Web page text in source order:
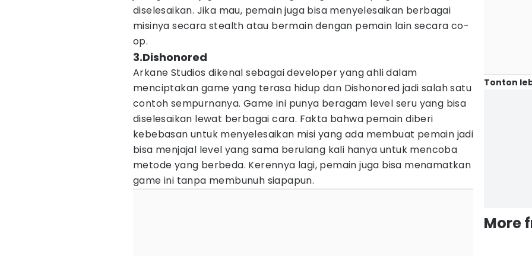
diselesaikan. Jika mau, pemain juga bisa menyelesaikan berbagai
misinya secara stealth atau bermain dengan pemain lain secara co-
op.
3.Dishonored
Arkane Studios dikenal sebagai developer yang ahli dalam
menciptakan game yang terasa hidup dan Dishonored jadi salah satu
contoh sempurnanya. Game ini punya beragam level seru yang bisa
diselesaikan lewat berbagai cara. Fakta bahwa pemain diberi
kebebasan untuk menyelesaikan misi yang ada membuat pemain jadi
bisa menjajal level yang sama berulang kali hanya untuk mencoba
metode yang berbeda. Kerennya lagi, pemain juga bisa menamatkan
game ini tanpa membunuh siapapun.
Tonton
More